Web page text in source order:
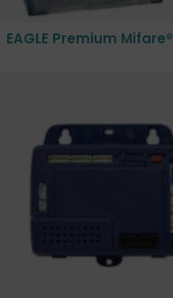
EAGLE Premium Mifare®